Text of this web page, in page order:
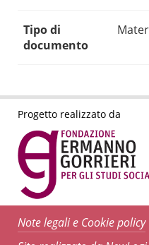
Tipo di
documento
Progetto realizzato da
Note legali e Cookie policy